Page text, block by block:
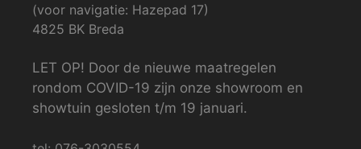
(voor navigatie: Hazepad 17)
4825 BK Breda
LET OP! Door de nieuwe maatregelen
rondom COVID-19 zijn onze showroom en
showtuin gesloten t/m 19 januari.